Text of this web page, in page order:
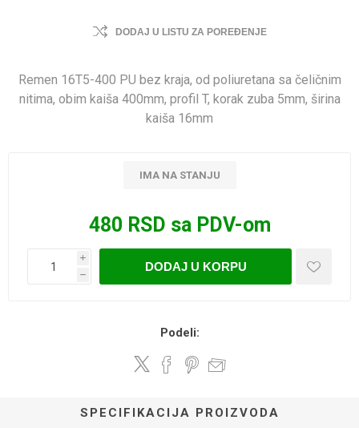
DODAJ U LISTU ZA POREĐENJE
Remen 16T5-400 PU bez kraja, od poliuretana sa čeličnim
nitima, obim kaiša 400mm, profil T, korak zuba 5mm, širina
kaiša 16mm
IMA NA STANJU
480 RSD sa PDV-om
i
h
DODAJ U KORPU
Podeli:
SPECIFIKACIJA PROIZVODA